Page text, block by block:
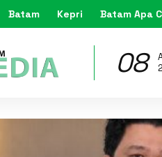
Batam Kepri Batam Apa
08